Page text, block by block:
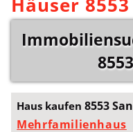
Häuser
Haus kaufen8553
Mehrfamilienhaus